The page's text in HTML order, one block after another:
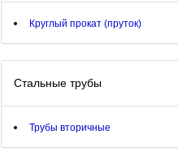
Круглый прокат (пруток)
Стальные трубы
Трубы вторичные